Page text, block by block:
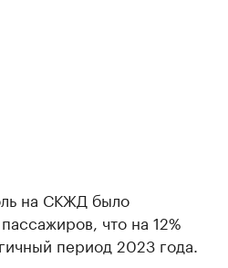
на СКЖД было
что на 12%
период 2023 года.